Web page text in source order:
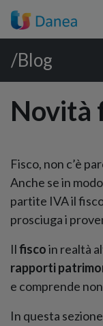
/Blog
Novità
Fisco, non c’è
Anche se in
partite IVA il
prosciuga i
Ilfiscoin realtà
rapporti
e comprende
In questa